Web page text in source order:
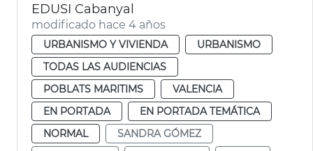
EDUSI Cabanyal
modificado hace 4 años
URBANISMO Y VIVIENDA
URBANISMO
TODAS LAS AUDIENCIAS
POBLATS MARITIMS
VALENCIA
EN PORTADA
EN PORTADA TEMÁTICA
NORMAL
SANDRA GÓMEZ